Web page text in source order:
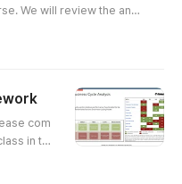
We will review the ans
you already own in your
권을 ..
com
in thi
clas